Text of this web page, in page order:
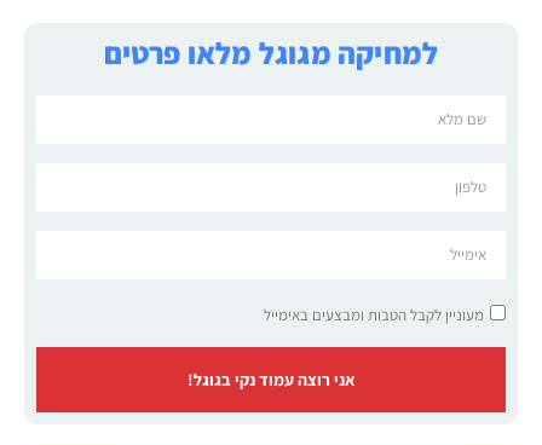
למחיקה מגוגל מלאו פרטים
מעוניין לקבל הטבות ומבצעים באימייל
אני רוצה עמוד נקי בגוגל!